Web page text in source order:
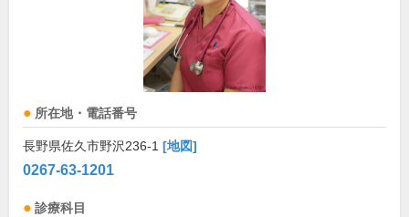
所在地・電話番号
長野県佐久市野沢236-1 [地図]
0267-63-1201
診療科目